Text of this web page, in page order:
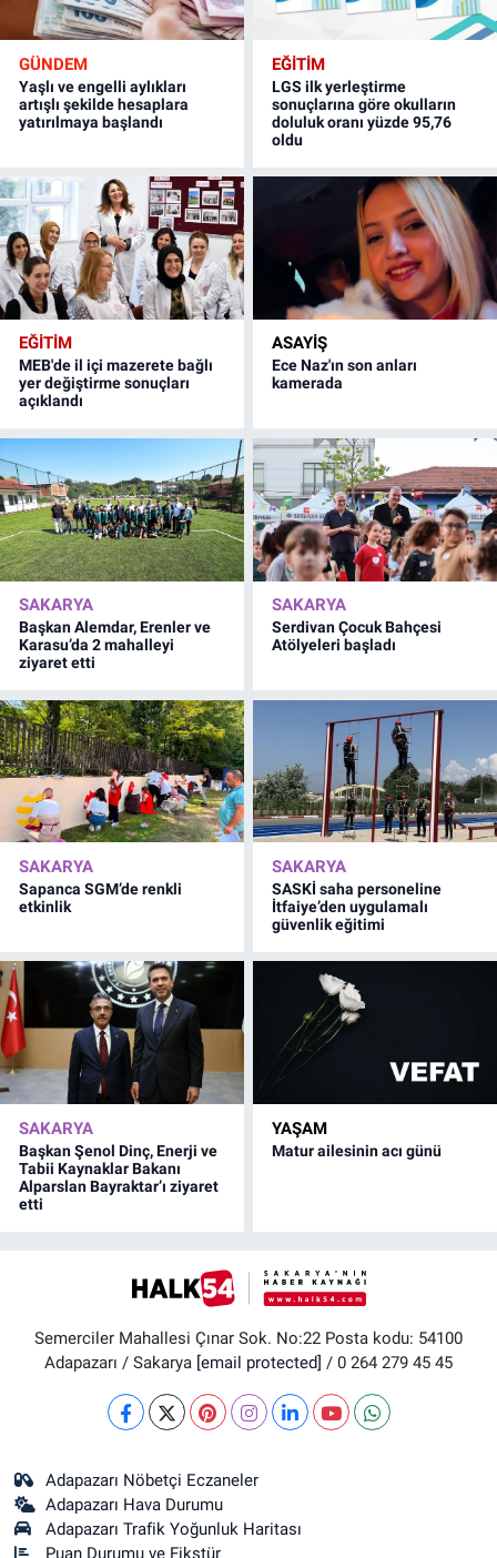
GÜNDEM
Yaşlı ve engelli aylıkları
artışlı şekilde hesaplara
yatırılmaya başlandı
EĞİTİM
LGS ilk yerleştirme
sonuçlarına göre okulların
doluluk oranı yüzde 95,76
oldu
EĞİTİM
MEB'de il içi mazerete bağlı
yer değiştirme sonuçları
açıklandı
ASAYİŞ
Ece Naz'ın son anları
kamerada
SAKARYA
Başkan Alemdar, Erenler ve
Karasu’da 2 mahalleyi
ziyaret etti
SAKARYA
Serdivan Çocuk Bahçesi
Atölyeleri başladı
SAKARYA
Sapanca SGM’de renkli
etkinlik
SAKARYA
SASKİ saha personeline
İtfaiye’den uygulamalı
güvenlik eğitimi
SAKARYA
Başkan Şenol Dinç, Enerji ve
Tabii Kaynaklar Bakanı
Alparslan Bayraktar’ı ziyaret
etti
YAŞAM
Matur ailesinin acı günü
Semerciler Mahallesi Çınar Sok. No:22 Posta kodu: 54100
Adapazarı / Sakarya [email protected] / 0 264 279 45 45
Adapazarı Nöbetçi Eczaneler
Adapazarı Hava Durumu
Adapazarı Trafik Yoğunluk Haritası